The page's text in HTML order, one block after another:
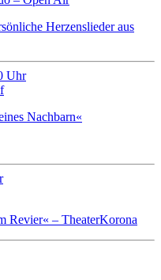
Herzenslieder aus
Uhr
Nachbarn«
Revier« – TheaterKorona